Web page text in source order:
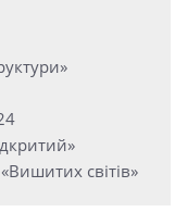
світів»